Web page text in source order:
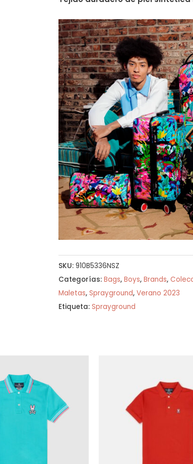
SKU: 910B5336NSZ
Categorías: Bags, Boys, Brands,
Maletas, Sprayground, Verano 2023
Etiqueta: Sprayground